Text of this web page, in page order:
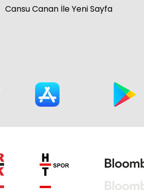
Cansu Canan İle Yeni Sayfa